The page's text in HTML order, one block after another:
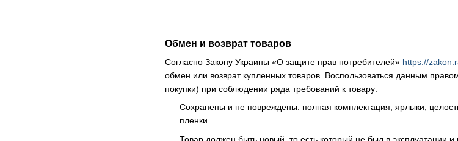
Обмен и возврат товаров
Согласно Закону Украины «О защите прав потребителей» https://
обмен или возврат купленных товаров. Воспользоваться данным
покупки) при соблюдении ряда требований к товару:
Сохранены и не повреждены: полная комплектация, ярлыки,
пленки
Товар должен быть новый, то есть который не был в эксплуатации